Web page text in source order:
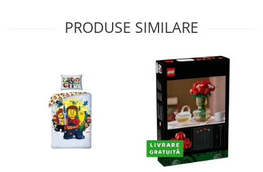
PRODUSE SIMILARE